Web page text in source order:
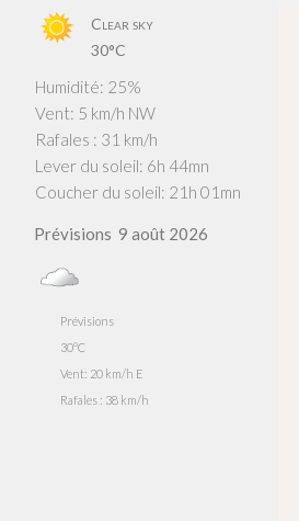
Clear sky
30°C
Humidité: 25%
Vent: 5 km/h NW
Rafales : 31 km/h
Lever du soleil: 6h 44mn
Coucher du soleil: 21h 01mn
Prévisions 9 août 2026
Prévisions
30°C
Vent: 20 km/h E
Rafales : 38 km/h